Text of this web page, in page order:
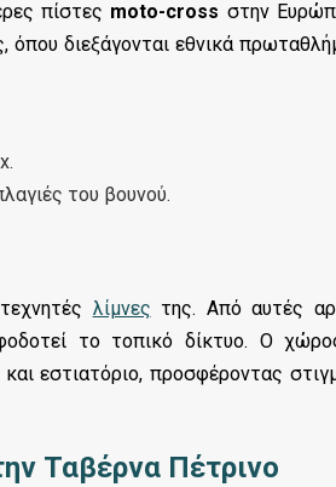
πίστες moto-cross στην
διεξάγονται εθνικά
του βουνού.
λίμνες της. Από αυτές
το τοπικό δίκτυο. Ο
εστιατόριο, προσφέροντας
Ταβέρνα Πέτρινο